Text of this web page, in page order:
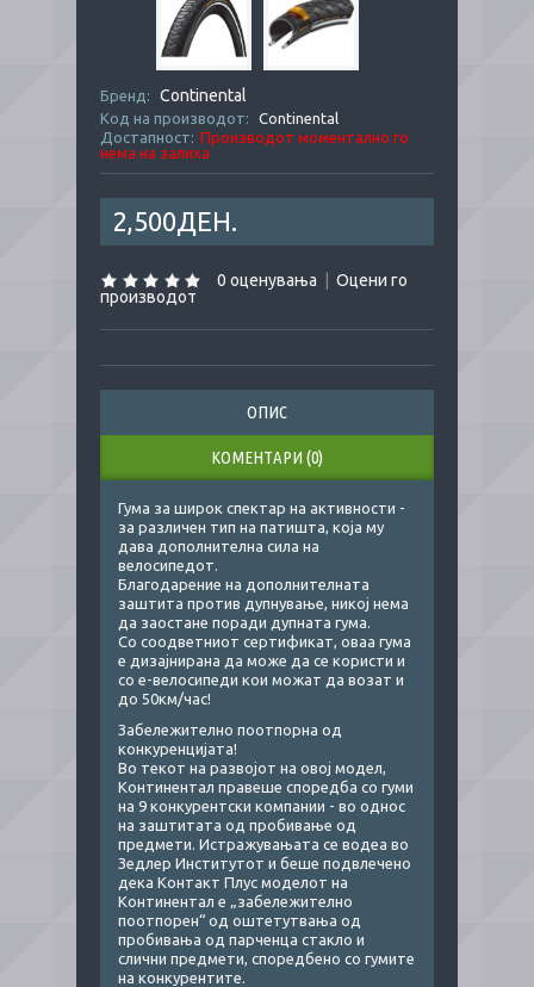
Бренд: Continental
Код на производот:
Continental
Достапност: Производот моментално го
нема на залиха
2,500ДЕН.
0 оценувања
Оцени го
производот
ОПИС
КОМЕНТАРИ (0)
Гума за широк спектар на активности -
за различен тип на патишта, која му
дава дополнителна сила на
велосипедот.
Благодарение на дополнителната
заштита против дупнување, никој нема
да заостане поради дупната гума.
Со соодветниот сертификат, оваа гума
е дизајнирана да може да се користи и
со е-велосипеди кои можат да возат и
до 50км/час!
Забележително поотпорна од
конкуренцијата!
Во текот на развојот на овој модел,
Континентал правеше споредба со гуми
на 9 конкурентски компании - во однос
на заштитата од пробивање од
предмети. Истражувањата се водеа во
Зедлер Институтот и беше подвлечено
дека Контакт Плус моделот на
Континентал е „забележително
поотпорен“ од оштетутвања од
пробивања од парченца стакло и
слични предмети, споредбено со гумите
на конкурентите.